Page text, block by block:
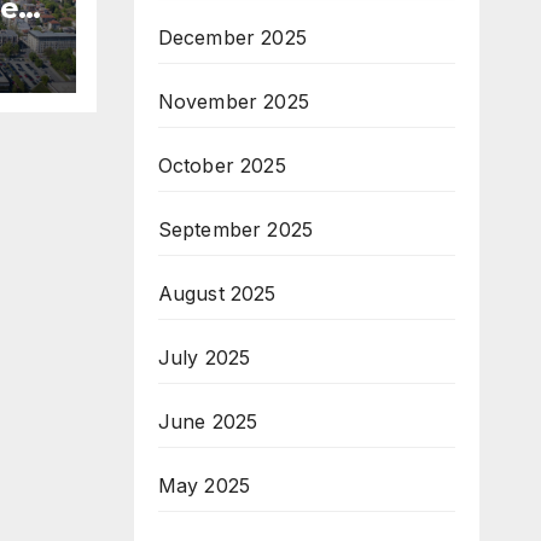
December 2025
November 2025
October 2025
September 2025
August 2025
July 2025
June 2025
May 2025